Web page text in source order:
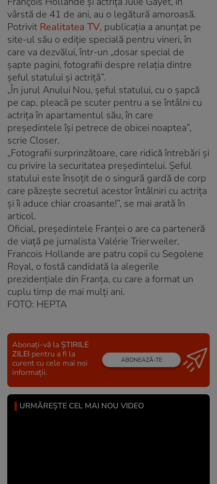
vârstă de 41 de ani, au o legătură amoroasă.
Potrivit Realitatea TV, publicaţia a anunţat pe
site-ul său o ediţie specială pentru vineri, în
care va dezvălui, într-un „dosar special de
şapte pagini, fotografii despre relaţia dintre
şeful statului şi actriţă”.
„În jurul Anului Nou, şeful statului, cu o şapcă
pe cap, pleacă pe scuter pentru a se întâlni cu
actriţa în apartamentul său, în care
preşedintele îşi petrece de obicei noaptea”,
scrie Closer.
„Fotografii surprinzătoare, care ridică întrebări şi
cu privire la securitatea preşedintelui. Şeful
statului este însoţit de o singură gardă de corp
care păzeşte secretul acestor întâlniri cu actriţa
şi îi aduce chiar croasante!”, se mai arată în
articol.
Oficial, preşedintele Franţei o are ca parteneră
de viaţă pe jurnalista Valérie Trierweiler.
Francois Hollande are patru copii cu Segolene
Royal, o fostă candidată la alegerile
prezidenţiale din Franţa, cu care a format un
cuplu timp de mai mulţi ani.
FOTO: HEPTA
Abonați-vă la ȘTIRILE
ZILEI pentru a fi la
curent cu cele mai noi
informații.
ABONEAZĂ-TE
URMĂREȘTE CEL MAI NOU VIDEO